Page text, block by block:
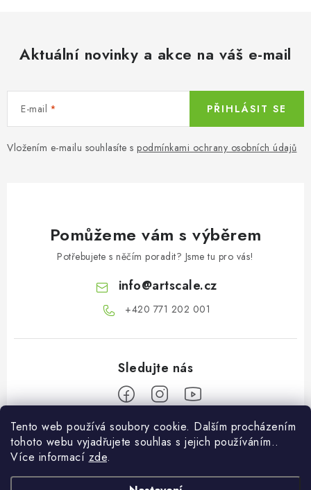
Tento web používá soubory cookie. Dalším procházením
tohoto webu vyjadřujete souhlas s jejich používáním..
Více informací zde.
Aktuální novinky a akce na váš e-mail
E-mail
Vložením e-mailu souhlasíte s podmínkami ochrany osobních údajů
PŘIHLÁSIT SE
Pomůžeme vám s výběrem
Potřebujete s něčím poradit? Jsme tu pro vás!
info@artscale.cz
+420 771 202 001​
Informace pro vás